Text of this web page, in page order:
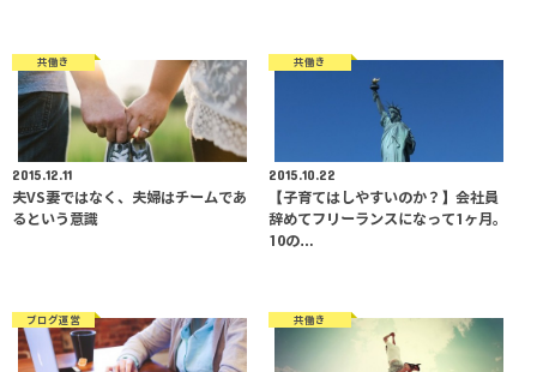
共働き
2015.12.11
夫VS妻ではなく、夫婦はチームであ
るという意識
共働き
2015.10.22
【子育てはしやすいのか？】会社員
辞めてフリーランスになって1ヶ月。
10の…
ブログ運営 共働き